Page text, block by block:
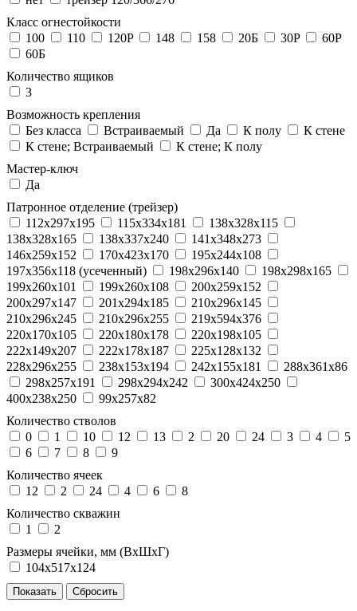
Класс огнестойкости
100
110 120P 148 158 20Б 30P
60P
60Б
Количество ящиков
3
Возможность крепления
Без класса
Встраиваемый Да К полу
К стене
К стене; Встраиваемый
К стене; К полу
Мастер-ключ
Да
Патронное отделение (трейзер)
112x297x195
115x334x181
138x328x115
138x328x165
138x337x240
141x348x273
146x259x152
170x423x170
195x244x108
197x356x118 (усеченный)
198x296x140
198x298x165
199x260x101
199x260x108
200x259x152
200x297x147
201x294x185
210x296x145
210x296x245
210x296x255
219x594x376
220x170x105
220x180x178
220x198x105
222x149x207
222x178x187
225x128x132
228x296x255
238x153x194 242x155x181
288x361x86
298x257x191
298x294x242
300x424x250
400x238x250
99x257x82
Количество стволов
0
1 10 12 13 2 20 24 3 4
5
6
7 8
9
Количество ячеек
12
2 24 4 6
8
Количество скважин
1
2
Размеры ячейки, мм (ВхШхГ)
104х517х124